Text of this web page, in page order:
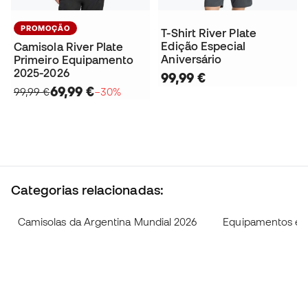
PROMOÇÃO
Camisola River Plate
Primeiro Equipamento
2025-2026
99,99 €69,99 €−30%
T-Shirt River Plate
Edição Especial
Aniversário
99,99 €
Categorias relacionadas:
Camisolas da Argentina Mundial 2026 Equipamentos e